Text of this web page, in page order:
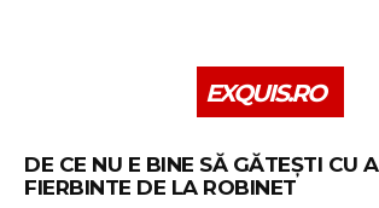
EXQUIS.RO
DE CE NU E BINE SĂ GĂTEȘTI CU
FIERBINTE DE LA ROBINET